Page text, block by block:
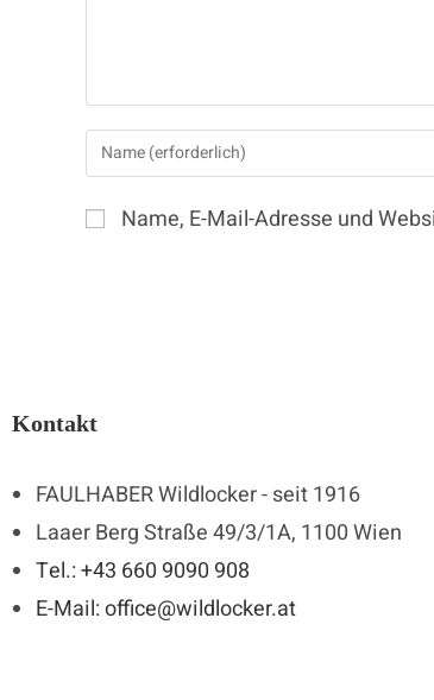
Name, E-Mail-Adresse und
Kontakt
FAULHABER Wildlocker - seit 1916
Laaer Berg Straße 49/3/1A, 1100 Wien
Tel.: +43 660 9090 908
E-Mail: office@wildlocker.at